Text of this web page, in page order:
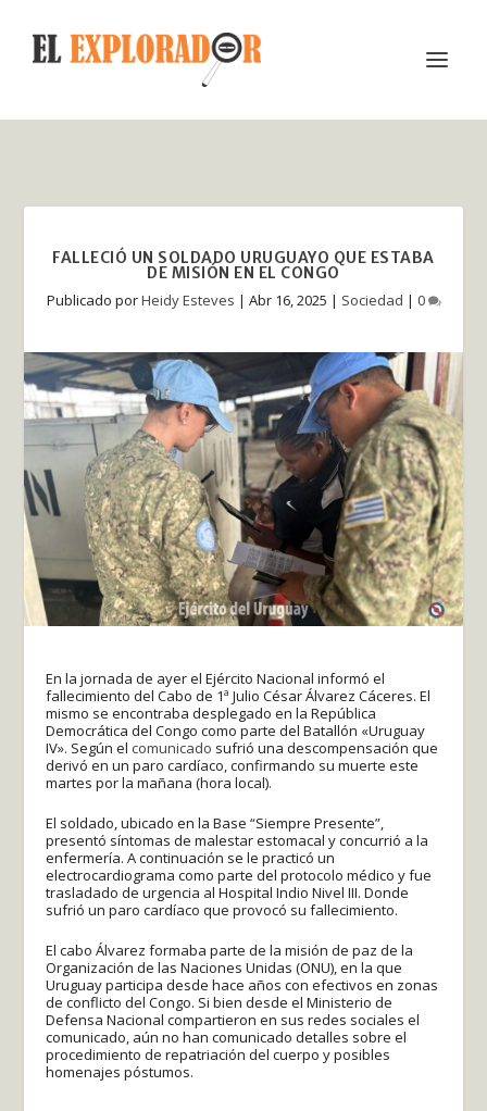
FALLECIÓ UN SOLDADO URUGUAYO QUE ESTABA
DE MISIÓN EN EL CONGO
Publicado porHeidy Esteves | Abr 16, 2025 | Sociedad | 0
En la jornada de ayer el Ejército Nacional informó el
fallecimiento del Cabo de 1ª Julio César Álvarez Cáceres. El
mismo se encontraba desplegado en la República
Democrática del Congo como parte del Batallón «Uruguay
IV». Según el comunicado sufrió una descompensación que
derivó en un paro cardíaco, confirmando su muerte este
martes por la mañana (hora local).
El soldado, ubicado en la Base “Siempre Presente”,
presentó síntomas de malestar estomacal y concurrió a la
enfermería. A continuación se le practicó un
electrocardiograma como parte del protocolo médico y fue
trasladado de urgencia al Hospital Indio Nivel III. Donde
sufrió un paro cardíaco que provocó su fallecimiento.
El cabo Álvarez formaba parte de la misión de paz de la
Organización de las Naciones Unidas (ONU), en la que
Uruguay participa desde hace años con efectivos en zonas
de conflicto del Congo. Si bien desde el Ministerio de
Defensa Nacional compartieron en sus redes sociales el
comunicado, aún no han comunicado detalles sobre el
procedimiento de repatriación del cuerpo y posibles
homenajes póstumos.